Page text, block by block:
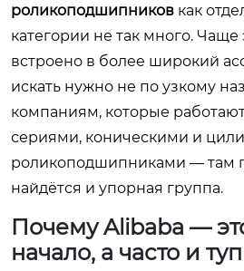
роликоподшипников как
категории не так много.
встроено в более широкий
искать нужно не по узкому
компаниям, которые
сериями, коническими и
роликоподшипниками — там
найдётся и упорная группа.
Почему Alibaba —
начало, а часто и